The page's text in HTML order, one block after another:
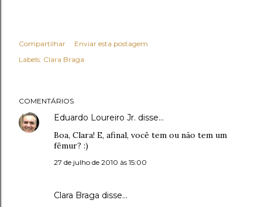
Compartilhar
Enviar esta postagem
Labels: Clara Braga
COMENTÁRIOS
Eduardo Loureiro Jr. disse…
Boa, Clara! E, afinal, você tem ou não tem um
fêmur? :)
27 de julho de 2010 às 15:00
Clara Braga disse…